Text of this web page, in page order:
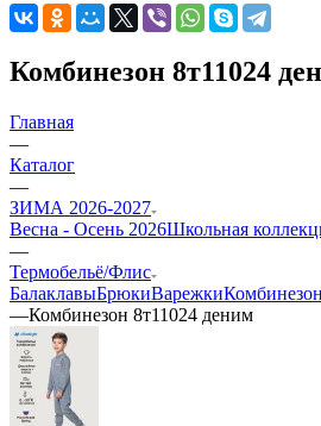
Комбинезон 8т11024
Главная
—
Каталог
—
ЗИМА 2026-2027
Весна - Осень 2026Школьная
—
Термобельё/Флис
БалаклавыБрюкиВарежки
—Комбинезон 8т11024 деним